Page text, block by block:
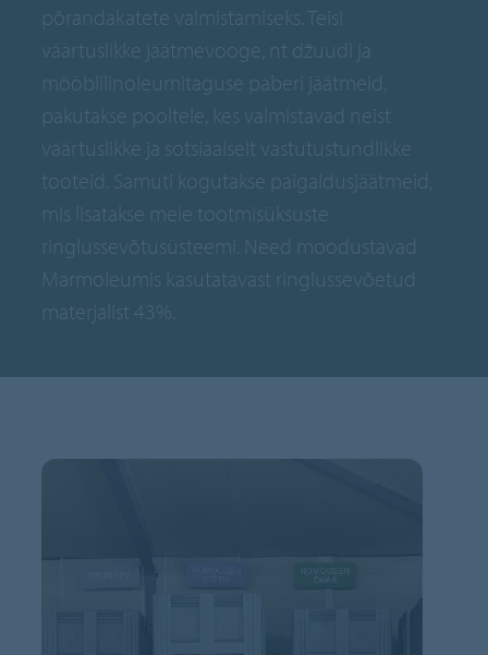
põrandakatete valmistamiseks. Teisi
väärtuslikke jäätmevooge, nt džuudi ja
mööblilinoleumitaguse paberi jäätmeid,
pakutakse pooltele, kes valmistavad neist
väärtuslikke ja sotsiaalselt vastutustundlikke
tooteid. Samuti kogutakse paigaldusjäätmeid,
mis lisatakse meie tootmisüksuste
ringlussevõtusüsteemi. Need moodustavad
Marmoleumis kasutatavast ringlussevõetud
materjalist 43%.